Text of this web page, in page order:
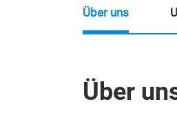
Über
Über uns